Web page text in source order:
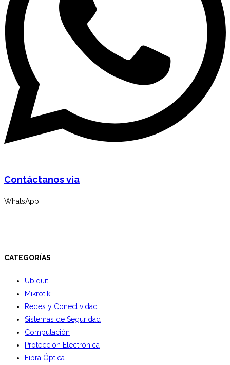
Contáctanos vía
WhatsApp
CATEGORÍAS
Ubiquiti
Mikrotik
Redes y Conectividad
Sistemas de Seguridad
Computación
Protección Electrónica
Fibra Óptica